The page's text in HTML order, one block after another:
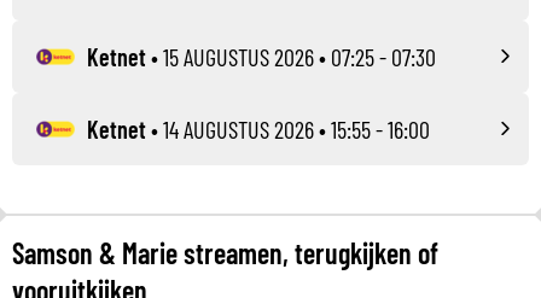
Ketnet•15 AUGUSTUS 2026• 07:25 - 07:30
Ketnet•14 AUGUSTUS 2026• 15:55 - 16:00
Samson & Marie streamen, terugkijken of
vooruitkijken